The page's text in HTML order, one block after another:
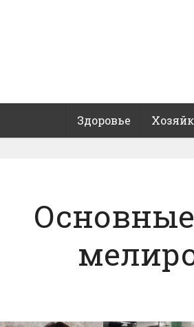
Здоровье